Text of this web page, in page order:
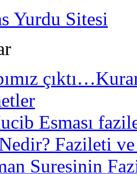
Yurdu Sitesi
Esması
Fazileti
Suresinin